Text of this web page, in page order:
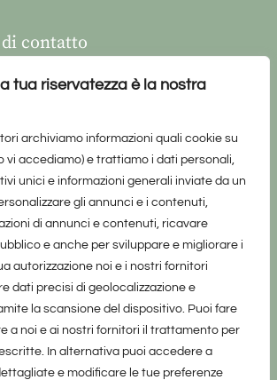
tua riservatezza è la nostra
archiviamo informazioni quali cookie su
vi accediamo) e trattiamo i dati personali,
unici e informazioni generali inviate da un
gli annunci e i contenuti,
di annunci e contenuti, ricavare
e anche per sviluppare e migliorare i
autorizzazione noi e i nostri fornitori
dati precisi di geolocalizzazione e
la scansione del dispositivo. Puoi fare
a noi e ai nostri fornitori il trattamento per
In alternativa puoi accedere a
e modificare le tue preferenze
contatto